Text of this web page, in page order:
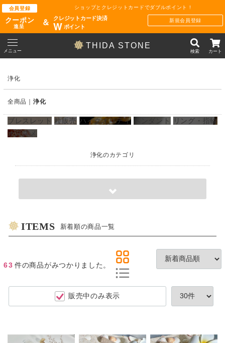
会員登録
クーポン
進呈
ショップとクレジットカードでダブルポイント !
＆
クレジットカード決済
Wポイント
新規会員登録
THIDA STONE
メニュー 検索 カート
浄化
全商品 浄化
ブレスレット 粒販売 ハイクオリティ ペンダント
リング・指輪
オススメ
浄化のカテゴリ
ITEMS 新着順の商品一覧
63 件の商品がみつかりました。
販売中のみ表示